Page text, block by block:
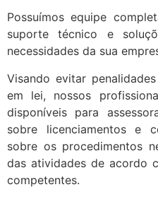
Possuímos equipe
suporte técnico e
necessidades da sua
Visando evitar
em lei, nossos
disponíveis para
sobre licenciamentos e
sobre os procedimentos
das atividades de acordo
competentes.